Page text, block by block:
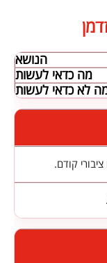
הנושא
מה כדאי לעשות
לא כדאי לעשות
קודם.